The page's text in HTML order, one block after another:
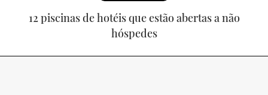
12 piscinas de hotéis que estão abertas a não
hóspedes